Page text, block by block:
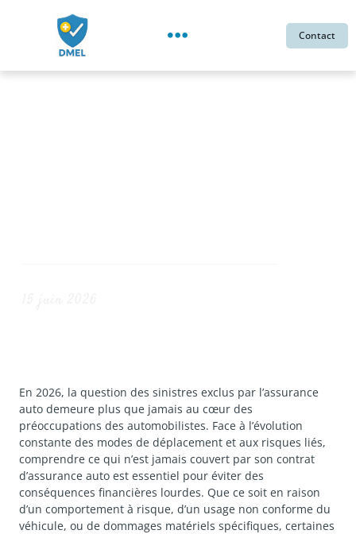
Contact
En 2026, la question des sinistres exclus par l’assurance
auto demeure plus que jamais au cœur des
préoccupations des automobilistes. Face à l’évolution
constante des modes de déplacement et aux risques liés,
comprendre ce qui n’est jamais couvert par son contrat
d’assurance auto est essentiel pour éviter des
conséquences financières lourdes. Que ce soit en raison
d’un comportement à risque, d’un usage non conforme du
véhicule, ou de dommages matériels spécifiques, certaines